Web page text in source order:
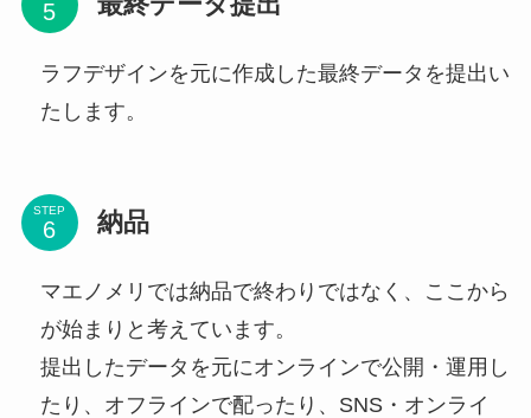
ラフデザインを元に作成した最終データを提出い
たします。
STEP 納品
マエノメリでは納品で終わりではなく、ここから
が始まりと考えています。
提出したデータを元にオンラインで公開・運用し
たり、オフラインで配ったり、SNS・オンライ